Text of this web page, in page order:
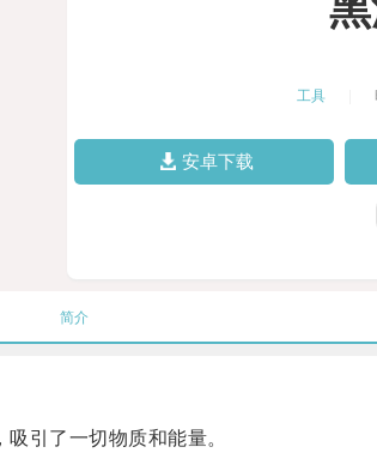
工具
安卓下载
简介
引了一切物质和能量。